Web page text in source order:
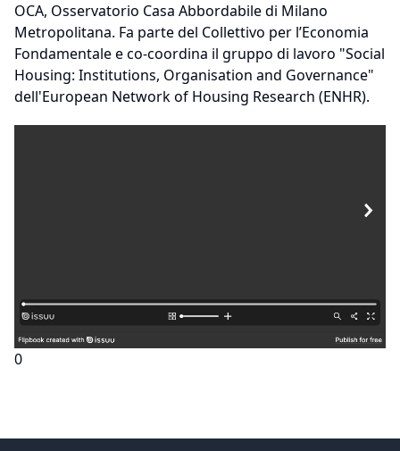
OCA, Osservatorio Casa Abbordabile di Milano
Metropolitana. Fa parte del Collettivo per l’Economia
Fondamentale e co-coordina il gruppo di lavoro "Social
Housing: Institutions, Organisation and Governance"
dell'European Network of Housing Research (ENHR).
0